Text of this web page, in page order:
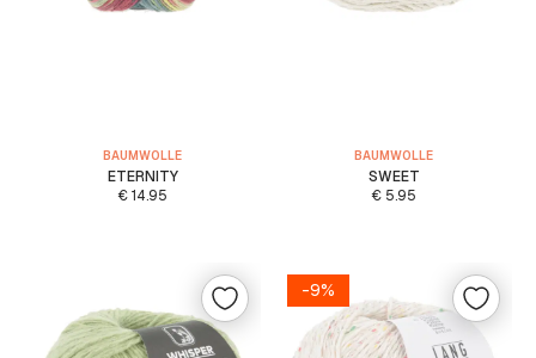
BAUMWOLLE
ETERNITY
€14.95
BAUMWOLLE
SWEET
€ 5.95
-9%